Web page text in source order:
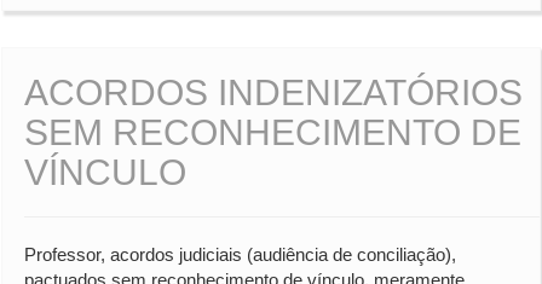
ACORDOS INDENIZATÓRIOS
SEM RECONHECIMENTO DE
VÍNCULO
Professor, acordos judiciais (audiência de conciliação),